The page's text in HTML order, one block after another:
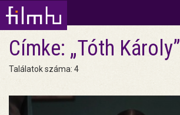
Címke: „Tóth Károly”
Találatok száma: 4